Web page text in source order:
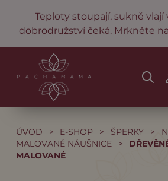
Teploty stoupají, sukně vlají
dobrodružství čeká. Mrkněte na
ÚVOD > E-SHOP > ŠPERKY >
MALOVANÉ NÁUŠNICE
>
MALOVANÉ